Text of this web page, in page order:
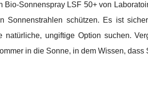
Bio-Sonnenspray LSF 50+ von
Sonnenstrahlen schützen. Es ist
natürliche, ungiftige Option suchen.
in die Sonne, in dem Wissen, dass